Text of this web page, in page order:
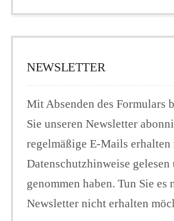
NEWSLETTER
Mit Absenden des Formulars
Sie unseren Newsletter
regelmäßige E-Mails erhalten
Datenschutzhinweise
genommen haben. Tun Sie es
Newsletter nicht erhalten